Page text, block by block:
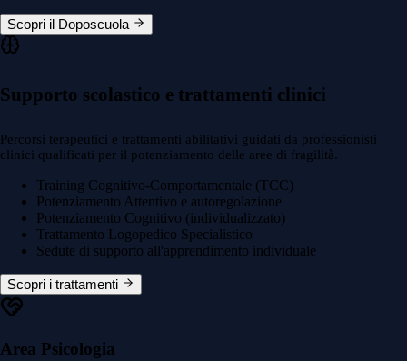
Scopri il Doposcuola
Supporto scolastico e trattamenti clinici
Percorsi terapeutici e trattamenti abilitativi guidati da professionisti
clinici qualificati per il potenziamento delle aree di fragilità.
Training Cognitivo-Comportamentale (TCC)
Potenziamento Attentivo e autoregolazione
Potenziamento Cognitivo (individualizzato)
Trattamento Logopedico Specialistico
Sedute di supporto all'apprendimento individuale
Scopri i trattamenti
Area Psicologia